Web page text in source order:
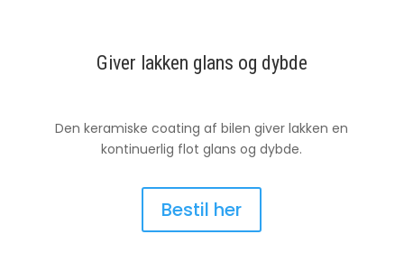
Giver lakken glans og dybde
Den keramiske coating af bilen giver lakken en
kontinuerlig flot glans og dybde.
Bestil her